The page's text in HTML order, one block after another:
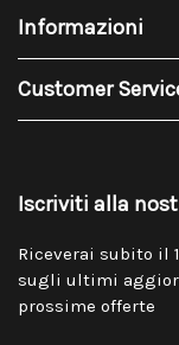
Informazioni
Customer
Iscriviti alla
Riceverai subito il
sugli ultimi
prossime offerte